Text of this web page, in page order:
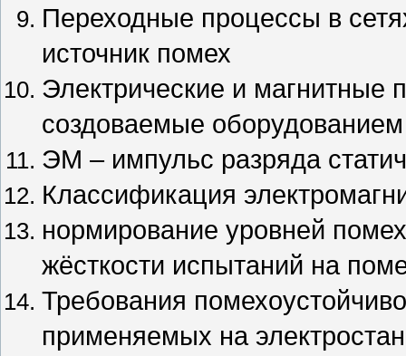
Переходные процессы в
источник помех
Электрические и
создоваемые оборудованием
ЭМ – импульс разряда
Классификация
нормирование уровней
жёсткости испытаний на
Требования
применяемых на